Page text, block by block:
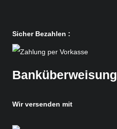
Sicher Bezahlen :
Banküberweisung
Wir versenden mit